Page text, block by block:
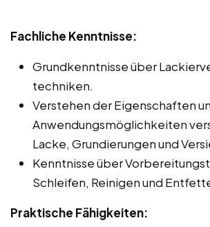
Fachliche Kenntnisse:
Grundkenntnisse über
techniken.
Verstehen der Eigenschaften
Anwendungsmöglichkeiten
Lacke, Grundierungen und
Kenntnisse über
Schleifen, Reinigen und
Praktische Fähigkeiten: